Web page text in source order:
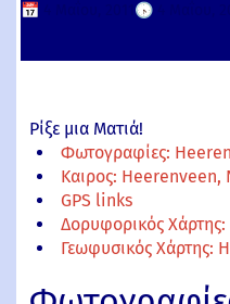
📅 🕟
Ρίξε μια Ματιά!
Φωτογραφίες:
Καιρος:
GPS links
Δορυφορικός
Γεωφυσικός Χάρτης: